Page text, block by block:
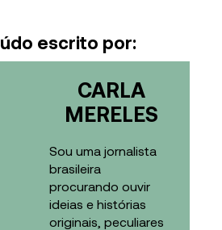
escrito por:
CARLA
MERELES
Sou uma jornalista
brasileira
procurando ouvir
ideias e histórias
originais, peculiares